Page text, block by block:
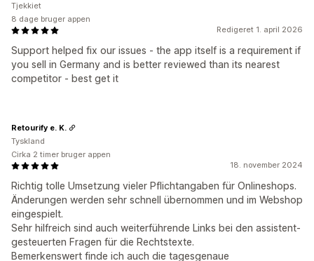
Redigeret 1. april 2026
Support helped fix our issues - the app itself is a requirement if
you sell in Germany and is better reviewed than its nearest
competitor - best get it
Tjekkiet
8 dage bruger appen
18. november 2024
Richtig tolle Umsetzung vieler Pflichtangaben für Onlineshops.
Änderungen werden sehr schnell übernommen und im Webshop
eingespielt.
Sehr hilfreich sind auch weiterführende Links bei den assistent-
gesteuerten Fragen für die Rechtstexte.
Bemerkenswert finde ich auch die tagesgenaue
Retourify e. K.
Tyskland
Cirka 2 timer bruger appen